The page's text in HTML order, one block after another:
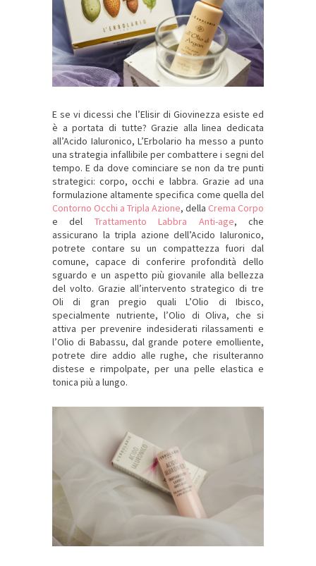
E se vi dicessi che l’Elisir di Giovinezza esiste ed
è a portata di tutte? Grazie alla linea dedicata
all’Acido Ialuronico, L’Erbolario ha messo a punto
una strategia infallibile per combattere i segni del
tempo. E da dove cominciare se non da tre punti
strategici: corpo, occhi e labbra. Grazie ad una
formulazione altamente specifica come quella del
Contorno Occhi a Tripla Azione, della Crema Corpo
e del Trattamento Labbra Anti-age, che
assicurano la tripla azione dell’Acido Ialuronico,
potrete contare su un compattezza fuori dal
comune, capace di conferire profondità dello
sguardo e un aspetto più giovanile alla bellezza
del volto. Grazie all’intervento strategico di tre
Oli di gran pregio quali L’Olio di Ibisco,
specialmente nutriente, l’Olio di Oliva, che si
attiva per prevenire indesiderati rilassamenti e
l’Olio di Babassu, dal grande potere emolliente,
potrete dire addio alle rughe, che risulteranno
distese e rimpolpate, per una pelle elastica e
tonica più a lungo.